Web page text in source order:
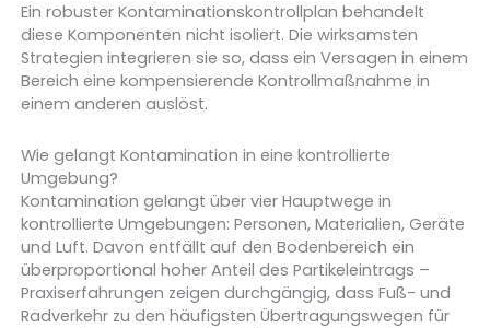
Ein robuster Kontaminationskontrollplan behandelt
diese Komponenten nicht isoliert. Die wirksamsten
Strategien integrieren sie so, dass ein Versagen in einem
Bereich eine kompensierende Kontrollmaßnahme in
einem anderen auslöst.
Wie gelangt Kontamination in eine kontrollierte
Umgebung?
Kontamination gelangt über vier Hauptwege in
kontrollierte Umgebungen: Personen, Materialien, Geräte
und Luft. Davon entfällt auf den Bodenbereich ein
überproportional hoher Anteil des Partikeleintrags –
Praxiserfahrungen zeigen durchgängig, dass Fuß- und
Radverkehr zu den häufigsten Übertragungswegen für